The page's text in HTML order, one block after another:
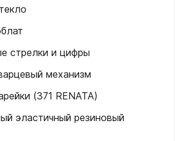
стрелки и цифры
механизм
(371 RENATA)
эластичный резиновый